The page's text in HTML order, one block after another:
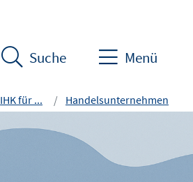
Suche Menü
IHK für ... Handelsunternehmen